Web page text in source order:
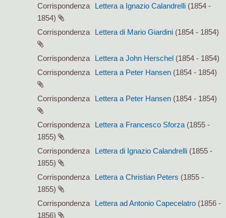
Corrispondenza Lettera a Ignazio Calandrelli (1854 -
1854)
Corrispondenza
Lettera di Mario Giardini (1854 - 1854)
Corrispondenza Lettera a John Herschel (1854 - 1854)
Corrispondenza
Lettera a Peter Hansen (1854 - 1854)
Corrispondenza Lettera a Peter Hansen (1854 - 1854)
Corrispondenza Lettera a Francesco Sforza (1855 -
1855)
Corrispondenza
Lettera di Ignazio Calandrelli (1855 -
1855)
Corrispondenza
Lettera a Christian Peters (1855 -
1855)
Corrispondenza
Lettera ad Antonio Capecelatro (1856 -
1856)